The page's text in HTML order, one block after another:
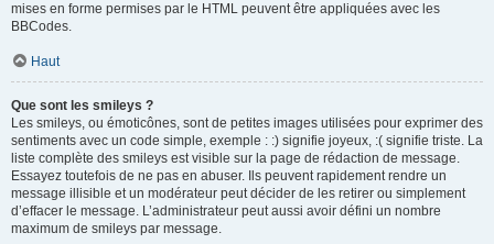
mises en forme permises par le HTML peuvent être appliquées avec les
BBCodes.
Haut
Que sont les smileys ?
Les smileys, ou émoticônes, sont de petites images utilisées pour exprimer des
sentiments avec un code simple, exemple : :) signifie joyeux, :( signifie triste. La
liste complète des smileys est visible sur la page de rédaction de message.
Essayez toutefois de ne pas en abuser. Ils peuvent rapidement rendre un
message illisible et un modérateur peut décider de les retirer ou simplement
d’effacer le message. L’administrateur peut aussi avoir défini un nombre
maximum de smileys par message.